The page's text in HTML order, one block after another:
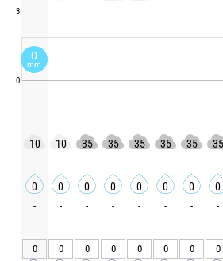
3
0
10 10 35 35 35 35 35 35
0 0 0 0 0 0 0 0
- - - - - - - -
0 0 0 0 0 0 0 0
0
mm